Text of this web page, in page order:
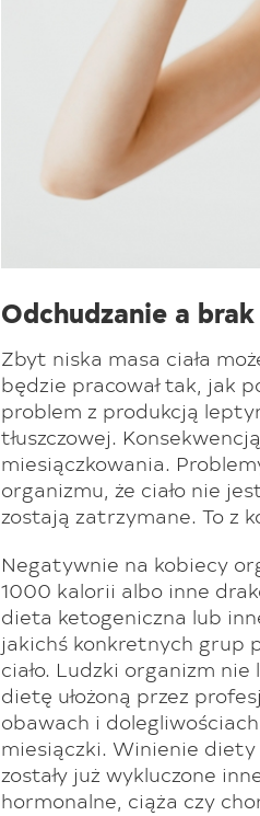
Odchudzanie a
Zbyt niska masa ciała
będzie pracował tak, jak
problem z produkcją
tłuszczowej.
miesiączkowania.
organizmu, że ciało nie
zostają zatrzymane. To z
Negatywnie na kobiecy
1000 kalorii albo inne
dieta ketogeniczna lub
jakichś konkretnych grup
ciało. Ludzki organizm
dietę ułożoną przez
obawach i
miesiączki. Winienie
zostały już wykluczone
hormonalne, ciąża czy